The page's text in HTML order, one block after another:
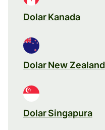
Dolar Kanada
Dolar New Zealand
Dolar Singapura